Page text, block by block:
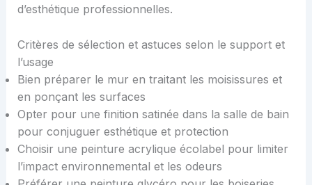
d’esthétique professionnelles.
Critères de sélection et astuces selon le support et
l’usage
Bien préparer le mur en traitant les moisissures et
en ponçant les surfaces
Opter pour une finition satinée dans la salle de bain
pour conjuguer esthétique et protection
Choisir une peinture acrylique écolabel pour limiter
l’impact environnemental et les odeurs